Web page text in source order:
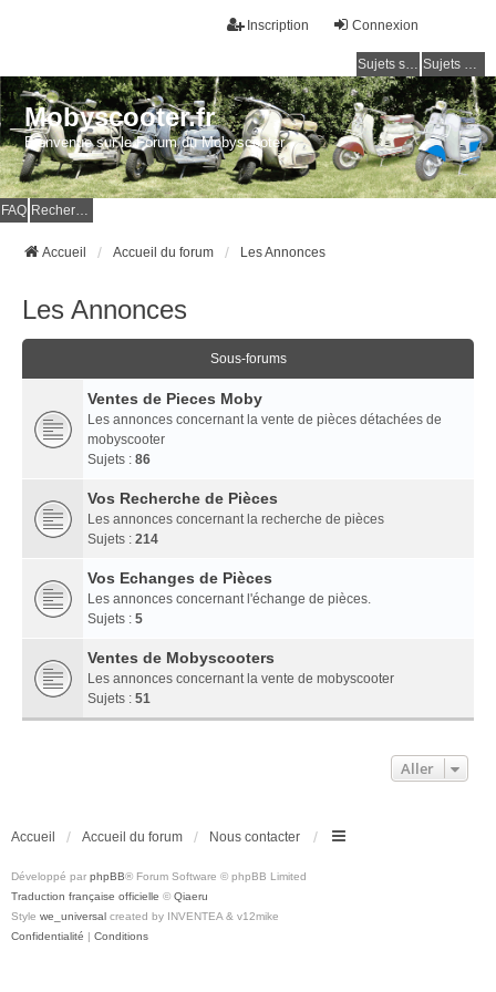
Connexion
Inscription
Sujets sans réponse Sujets actifs
Mobyscooter.fr
Bienvenue sur le Forum du Mobyscooter
FAQ Rechercher
Accueil Accueil du forum Les Annonces
Les Annonces
Sous-forums
Ventes de Pieces Moby
Les annonces concernant la vente de pièces détachées de
mobyscooter
Sujets : 86
Vos Recherche de Pièces
Les annonces concernant la recherche de pièces
Sujets : 214
Vos Echanges de Pièces
Les annonces concernant l'échange de pièces.
Sujets : 5
Ventes de Mobyscooters
Les annonces concernant la vente de mobyscooter
Sujets : 51
Aller
Accueil Accueil du forum Nous contacter
Développé par phpBB® Forum Software © phpBB Limited
Traduction française officielle © Qiaeru
Style we_universal created by INVENTEA & v12mike
Confidentialité | Conditions